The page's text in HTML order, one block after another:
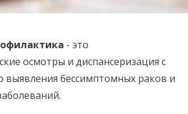
- это
осмотры и диспансеризация с
выявления бессимптомных раков и